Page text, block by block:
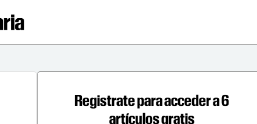
Registrate para acceder a 6
artículos gratis